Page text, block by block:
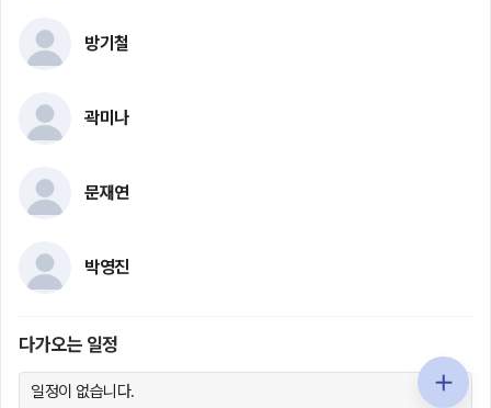
방기철
곽미나
문재연
박영진
다가오는 일정
일정이 없습니다.